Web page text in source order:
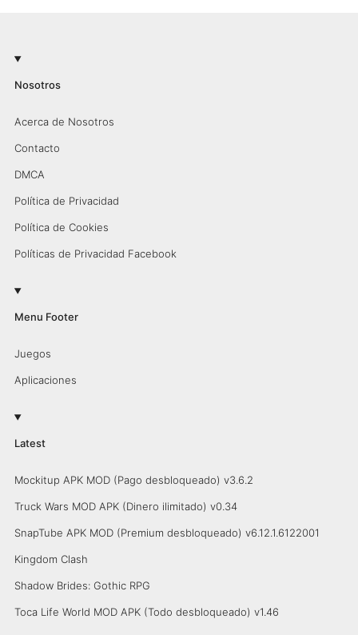
Nosotros
Acerca de Nosotros
Contacto
DMCA
Política de Privacidad
Política de Cookies
Políticas de Privacidad Facebook
Menu Footer
Juegos
Aplicaciones
Latest
Mockitup APK MOD (Pago desbloqueado) v3.6.2
Truck Wars MOD APK (Dinero ilimitado) v0.34
SnapTube APK MOD (Premium desbloqueado) v6.12.1.6122001
Kingdom Clash
Shadow Brides: Gothic RPG
Toca Life World MOD APK (Todo desbloqueado) v1.46